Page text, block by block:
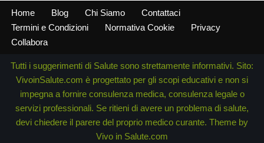
Home Blog Chi Siamo
Contattaci
Termini e Condizioni
Normativa Cookie
Privacy
Collabora
Tutti i suggerimenti di Salute sono strettamente informativi. Sito:
VivoinSalute.com è progettato per gli scopi educativi e non si
impegna a fornire consulenza medica, consulenza legale o
servizi professionali. Se ritieni di avere un problema di salute,
devi chiedere il parere del proprio medico curante. Theme by
Vivo in Salute.com